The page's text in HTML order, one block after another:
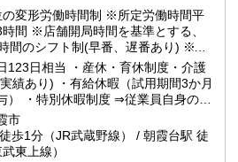
の変形労働時間制 ※所定労働時間平
間 ※店舗開局時間を基準とする、
間のシフト制(早番、遅番あり) ※シ
め繁忙期以外、殆ど残業はありませ
務の場合は日祝出勤手当3,000円を
123日相当 ・産休・育休制度・介護
績あり) ・有給休暇（試用期間3か月
） ・特別休暇制度 ⇒従業員自身の結
⇒配偶者の出産時：3日間 ⇒忌引き
7日間
市
歩1分（JR武蔵野線） / 朝霞台駅 徒
東上線）